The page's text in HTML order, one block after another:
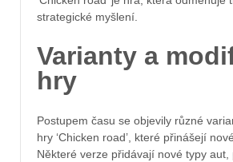
strategické myšlení.
Varianty a
hry
Postupem času se objevily různé
hry ‘Chicken road’, které přinášejí
Některé verze přidávají nové typy aut,